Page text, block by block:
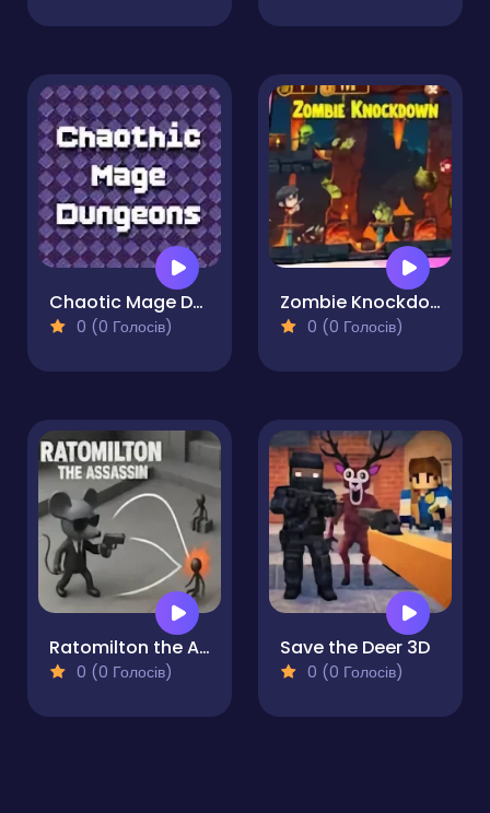
Chaotic Mage Dungeons
0 (0 Голосів)
Zombie Knockdown
0 (0 Голосів)
Ratomilton the Assassin
0 (0 Голосів)
Save the Deer 3D
0 (0 Голосів)